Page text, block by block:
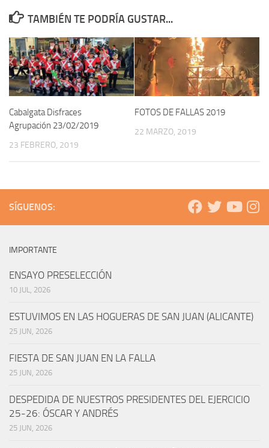
TAMBIÉN TE PODRÍA GUSTAR...
Cabalgata Disfraces
Agrupación 23/02/2019
23 FEBRERO, 2019
FOTOS DE FALLAS 2019
22 MARZO, 2019
SÍGUENOS:
IMPORTANTE
ENSAYO PRESELECCIÓN
10 JUL, 2026
ESTUVIMOS EN LAS HOGUERAS DE SAN JUAN (ALICANTE)
25 JUN, 2026
FIESTA DE SAN JUAN EN LA FALLA
25 JUN, 2026
DESPEDIDA DE NUESTROS PRESIDENTES DEL EJERCICIO
25-26: ÓSCAR Y ANDRÉS
25 JUN, 2026